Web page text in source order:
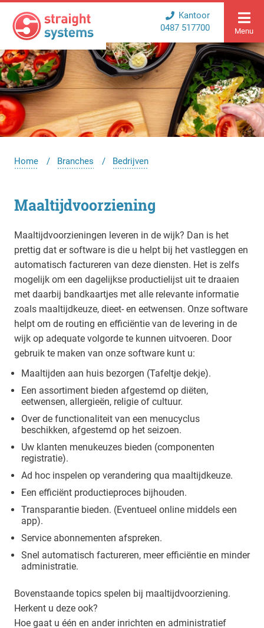
Kantoor
0487 517700
Menu
Home Branches Bedrijven
Maaltijdvoorziening
Maaltijdvoorzieningen leveren in de wijk? Dan is het
prettig dat er software is die u helpt bij het vastleggen en
automatisch factureren van deze diensten. Het is zelfs
mogelijk om een dagelijkse productielijst uit te draaien
met daarbij bandkaartjes met alle relevante informatie
zoals maaltijdkeuze, dieet- en eetwensen. Onze software
helpt om de routing en efficiëntie van de levering in de
wijk op adequate volgorde te kunnen uitvoeren. Door
gebruik te maken van onze software kunt u:
Maaltijden aan huis bezorgen (Tafeltje dekje).
Een assortiment bieden afgestemd op diëten,
eetwensen, allergieën, religie of cultuur.
Over de functionaliteit van een menucyclus
beschikken, afgestemd op het seizoen.
Uw klanten menukeuzes bieden (componenten
registratie).
Ad hoc inspelen op verandering qua maaltijdkeuze.
Een efficiënt productieproces bijhouden.
Transparantie bieden. (Eventueel online middels een
app).
Service abonnementen afspreken.
Snel automatisch factureren, meer efficiëntie en minder
administratie.
Bovenstaande topics spelen bij maaltijdvoorziening.
Herkent u deze ook?
Hoe gaat u één en ander inrichten en administratief